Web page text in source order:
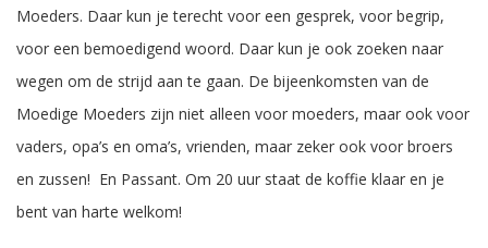
Moeders. Daar kun je terecht voor een gesprek, voor begrip,
voor een bemoedigend woord. Daar kun je ook zoeken naar
wegen om de strijd aan te gaan. De bijeenkomsten van de
Moedige Moeders zijn niet alleen voor moeders, maar ook voor
vaders, opa’s en oma’s, vrienden, maar zeker ook voor broers
en zussen! En Passant. Om 20 uur staat de koffie klaar en je
bent van harte welkom!